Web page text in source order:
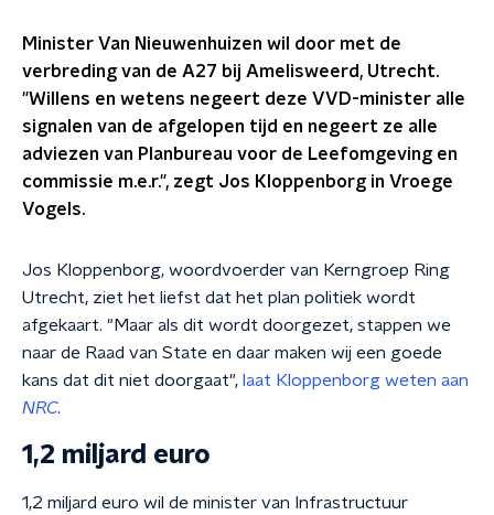
Minister Van Nieuwenhuizen wil door met de
verbreding van de A27 bij Amelisweerd, Utrecht.
"Willens en wetens negeert deze VVD-minister alle
signalen van de afgelopen tijd en negeert ze alle
adviezen van Planbureau voor de Leefomgeving en
commissie m.e.r.", zegt Jos Kloppenborg in Vroege
Vogels.
Jos Kloppenborg, woordvoerder van Kerngroep Ring
Utrecht, ziet het liefst dat het plan politiek wordt
afgekaart. "Maar als dit wordt doorgezet, stappen we
naar de Raad van State en daar maken wij een goede
kans dat dit niet doorgaat", laat Kloppenborg weten aan
NRC.
1,2 miljard euro
1,2 miljard euro wil de minister van Infrastructuur